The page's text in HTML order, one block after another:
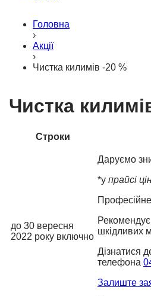
Головна
›
Акції
›
Чистка килимів -20 %
Чистка
Строки
до 30 вересня
2022 року включно
Даруємо
*у прайсі
шкідливих
Дізнатися
телефона
Залиште